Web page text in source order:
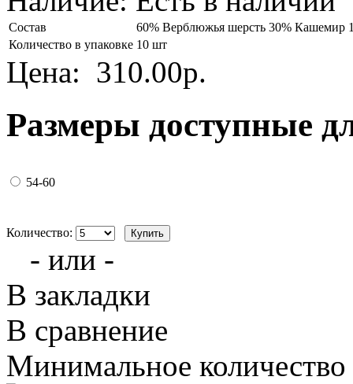
Состав
60% Верблюжья шерсть 30% Кашемир
Количество в упаковке 10 шт
Цена: 310.00р.
Размеры доступные
54-60
Количество:
- или -
В закладки
В сравнение
Минимальное количество